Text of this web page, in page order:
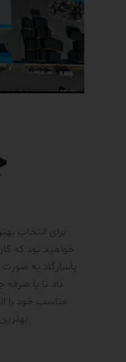
برای انتخاب
خواهید بود که
پاسارگاد به صورت
داد تا با
مناسب خود را